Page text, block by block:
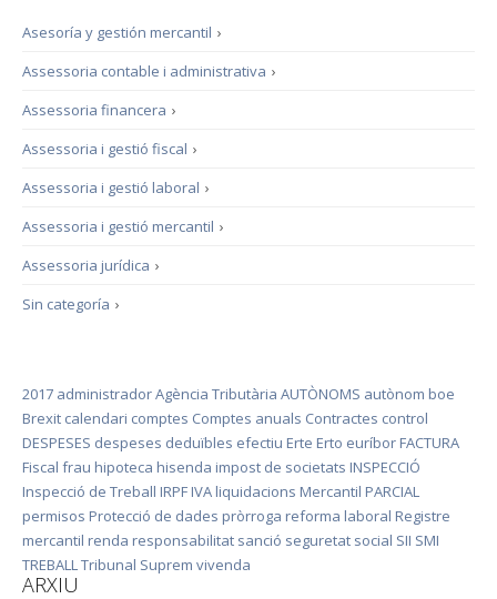
›
Asesoría y gestión mercantil
›
Assessoria contable i administrativa
›
Assessoria financera
›
Assessoria i gestió fiscal
›
Assessoria i gestió laboral
›
Assessoria i gestió mercantil
›
Assessoria jurídica
›
Sin categoría
2017 administradorAgència Tributària AUTÒNOMS autònom boe
Brexit calendari comptes Comptes anuals Contractes control
DESPESES despeses deduïbles efectiu Erte Erto euríbor FACTURA
Fiscal frau hipoteca hisenda impost de societats INSPECCIÓ
Inspecció de Treball IRPF IVA liquidacions Mercantil PARCIAL
permisos Protecció de dades pròrroga reforma laboral Registre
mercantil renda responsabilitat sanció seguretat social SII SMI
TREBALLTribunal Suprem vivenda
ARXIU